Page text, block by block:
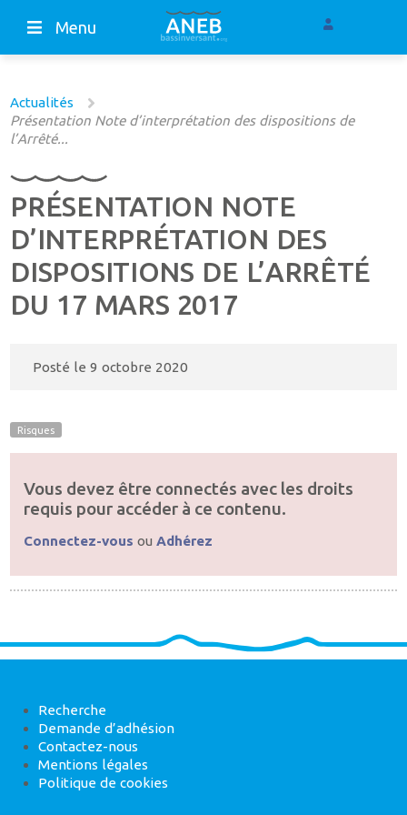
Menu
Actualités
Présentation Note d’interprétation des dispositions de
l’Arrêté...
PRÉSENTATION NOTE
D’INTERPRÉTATION DES
DISPOSITIONS DE L’ARRÊTÉ
DU 17 MARS 2017
Posté le 9 octobre 2020
Risques
Vous devez être connectés avec les droits
requis pour accéder à ce contenu.
Connectez-vous ouAdhérez
Recherche
Demande d’adhésion
Contactez-nous
Mentions légales
Politique de cookies